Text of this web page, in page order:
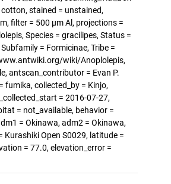
cotton, stained = unstained,
filter = 500 µm Al, projections =
Species = gracilipes, Status =
= Formicinae, Tribe =
wiki/Anoplolepis,
antscan_contributor = Evan P.
fumika, collected_by = Kinjo,
= 2016-07-27,
= not_available, behavior =
= Okinawa, adm2 = Okinawa,
Kurashiki Open S0029, latitude =
= 77.0, elevation_error =